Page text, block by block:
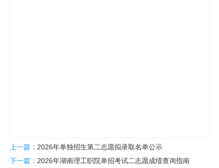
上一篇： 2026年单独招生第二志愿拟录取名单公示
下一篇： 2026年湖南理工职院单招考试二志愿成绩查询指南